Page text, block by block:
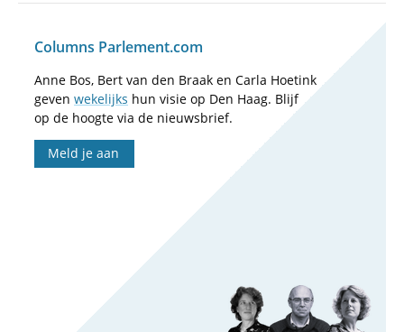
Columns Parlement.com
Anne Bos, Bert van den Braak en Carla Hoetink
geven wekelijks hun visie op Den Haag. Blijf
op de hoogte via de nieuwsbrief.
Meld je aan